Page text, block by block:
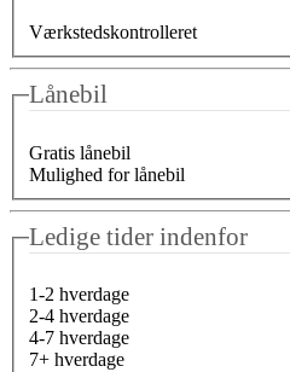
Værkstedskontrolleret
Lånebil
Gratis lånebil
Mulighed for lånebil
Ledige tider indenfor
1-2 hverdage
2-4 hverdage
4-7 hverdage
7+ hverdage